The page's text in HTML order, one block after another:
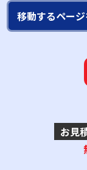
お見